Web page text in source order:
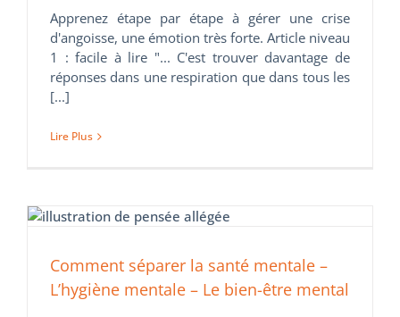
Apprenez étape par étape à gérer une crise
d'angoisse, une émotion très forte. Article niveau
1 : facile à lire "... C'est trouver davantage de
réponses dans une respiration que dans tous les
[...]
Lire Plus
Comment séparer la santé mentale –
L’hygiène mentale – Le bien-être mental